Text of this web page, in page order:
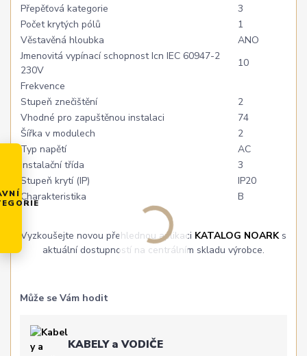
Přepěťová kategorie
3
Počet krytých pólů
1
Věstavěná hloubka
ANO
Jmenovitá vypínací schopnost Icn IEC 60947-2
230V
10
Frekvence
Stupeň znečištění
2
Vhodné pro zapuštěnou instalaci
74
Šířka v modulech
2
Typ napětí
AC
Instalační třída
3
Stupeň krytí (IP)
IP20
Charakteristika
B
Vyzkoušejte novou přehlednou aplikaci KATALOG NOARKs
aktuální dostupností na centrálním skladu výrobce.
Může se Vám hodit
KABELY a VODIČE